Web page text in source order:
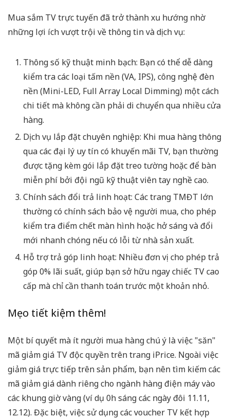
Mua sắm TV trực tuyến đã trở thành xu hướng nhờ
những lợi ích vượt trội về thông tin và dịch vụ:
Thông số kỹ thuật minh bạch: Bạn có thể dễ dàng
kiểm tra các loại tấm nền (VA, IPS), công nghệ đèn
nền (Mini-LED, Full Array Local Dimming) một cách
chi tiết mà không cần phải di chuyển qua nhiều cửa
hàng.
Dịch vụ lắp đặt chuyên nghiệp: Khi mua hàng thông
qua các đại lý uy tín có khuyến mãi TV, bạn thường
được tặng kèm gói lắp đặt treo tường hoặc để bàn
miễn phí bởi đội ngũ kỹ thuật viên tay nghề cao.
Chính sách đổi trả linh hoạt: Các trang TMĐT lớn
thường có chính sách bảo vệ người mua, cho phép
kiểm tra điểm chết màn hình hoặc hở sáng và đổi
mới nhanh chóng nếu có lỗi từ nhà sản xuất.
Hỗ trợ trả góp linh hoạt: Nhiều đơn vị cho phép trả
góp 0% lãi suất, giúp bạn sở hữu ngay chiếc TV cao
cấp mà chỉ cần thanh toán trước một khoản nhỏ.
Mẹo tiết kiệm thêm!
Một bí quyết mà ít người mua hàng chú ý là việc "săn"
mã giảm giá TV độc quyền trên trang iPrice. Ngoài việc
giảm giá trực tiếp trên sản phẩm, bạn nên tìm kiếm các
mã giảm giá dành riêng cho ngành hàng điện máy vào
các khung giờ vàng (ví dụ 0h sáng các ngày đôi 11.11,
12.12). Đặc biệt, việc sử dụng cácvoucher TV kết hợp